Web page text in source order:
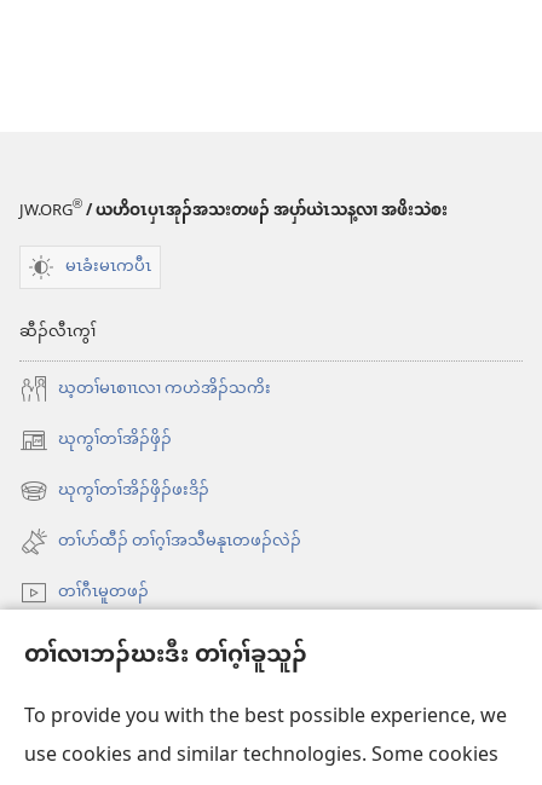
တၢ်လၢဘၣ်ဃးဒီး တၢ်ဂ့ၢ်ခူသူၣ်
To provide you with the best possible experience, we
use cookies and similar technologies. Some cookies
JW.ORG®/ ယဟိဝၤပှၤအုၣ်အသးတဖၣ် အပှာ်ယဲၤသန့လၢ အဖိးသဲစး
မၤခံးမၤကပီၤ
ဆီၣ်လီၤကွၢ်
ဃ့တၢ်မၤစၢၤလၢ ကဟဲအိၣ်သကိး
ဃုကွၢ်တၢ်အိၣ်ဖှိၣ်
အိး
ထီၣ်
အ
သီ
တ
ဘ့ၣ်
ဃုကွၢ်တၢ်အိၣ်ဖှိၣ်ဖးဒိၣ်
အိး
ထီၣ်
အ
တ
တၢ်ပာ်ထီၣ် တၢ်ဂ့ၢ်အသီမနုၤတဖၣ်လဲၣ်
တၢ်ဂီၤမူတဖၣ်
Videos with Audio Descriptions
တၢ်မၤဘူၣ်တဖၣ်